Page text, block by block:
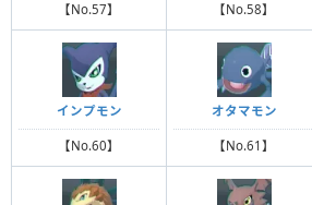
【No.57】 【No.58】
インプモン
【No.60】
オタマモン
【No.61】